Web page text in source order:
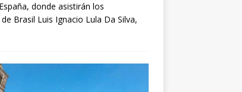
donde asistirán los
Brasil Luis Ignacio Lula Da Silva,